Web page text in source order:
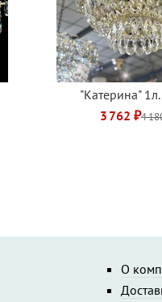
"Катерина"
3 762 ₽4
О